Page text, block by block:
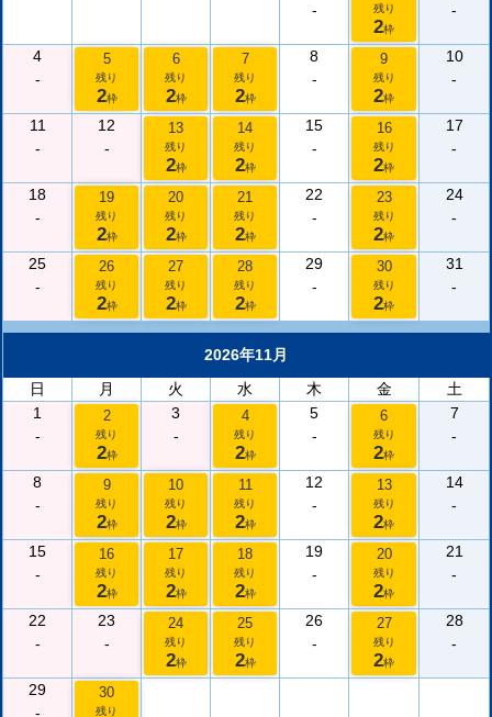
-
残り
2枠
-
4
-
5
残り
2枠
6
残り
2枠
7
残り
2枠
8
-
9
残り
2枠
10
-
11
-
12
-
13
残り
2枠
14
残り
2枠
15
-
16
残り
2枠
17
-
18
-
19
残り
2枠
20
残り
2枠
21
残り
2枠
22
-
23
残り
2枠
24
-
25
-
26
残り
2枠
27
残り
2枠
28
残り
2枠
29
-
30
残り
2枠
31
-
2026年11月
日
月 火 水 木 金
土
1
-
2
残り
2枠
3
-
4
残り
2枠
5
-
6
残り
2枠
7
-
8
-
9
残り
2枠
10
残り
2枠
11
残り
2枠
12
-
13
残り
2枠
14
-
15
-
16
残り
2枠
17
残り
2枠
18
残り
2枠
19
-
20
残り
2枠
21
-
22
-
23
-
24
残り
2枠
25
残り
2枠
26
-
27
残り
2枠
28
-
29
-
30
残り